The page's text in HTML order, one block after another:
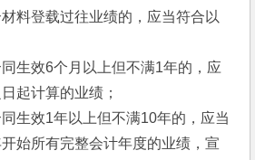
登载过往业绩的，应当符合以
效6个月以上但不满1年的，应
起计算的业绩；
效1年以上但不满10年的，应当
始所有完整会计年度的业绩，宣